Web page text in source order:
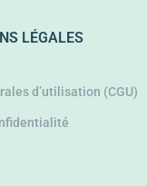
LÉGALES
d’utilisation (CGU)